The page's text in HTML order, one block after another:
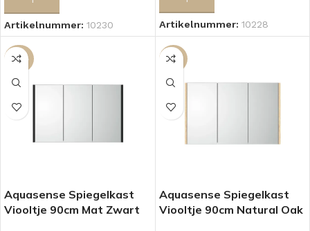
Artikelnummer: 10230 Artikelnummer: 10228
-25%
Aquasense Spiegelkast
Viooltje 90cm Mat Zwart
-16%
Aquasense Spiegelkast
Viooltje 90cm Natural Oak